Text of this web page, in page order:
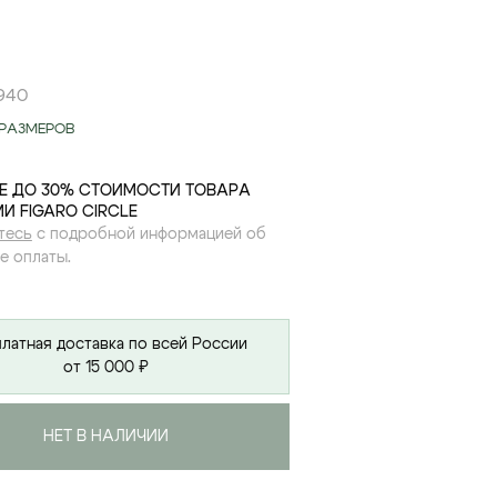
40
ДО 30% СТОИМОСТИ ТОВАРА
FIGARO CIRCLE
с подробной информацией об
оплаты.
доставка по всей России
от 15 000 ₽
НЕТ В НАЛИЧИИ